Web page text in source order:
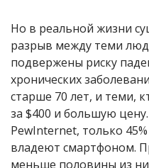
Но в реальной жизни
разрыв между теми
подвержены риску
хронических
старше 70 лет, и теми,
за $400 и большую
PewInternet, только
владеют смартфоном.
меньше половины из